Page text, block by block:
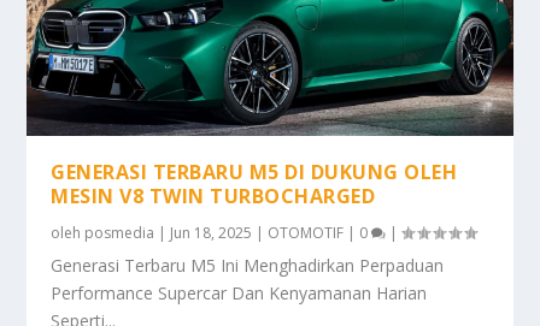
GENERASI TERBARU M5 DI DUKUNG OLEH
MESIN V8 TWIN TURBOCHARGED
oleh posmedia | Jun 18, 2025 | OTOMOTIF | 0 |
Generasi Terbaru M5 Ini Menghadirkan Perpaduan
Performance Supercar Dan Kenyamanan Harian
Seperti...